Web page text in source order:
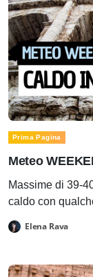
Prima Pagina
Meteo
Massime di 39-
caldo con
Elena Rava